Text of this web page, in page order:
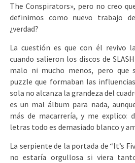
The Conspirators», pero no creo
definimos como nuevo trabajo
¿verdad?
La cuestión es que con él revivo
cuando salieron los discos de
malo ni mucho menos, pero que
puzzle que formaban las
sola no alcanza la grandeza del
es un mal álbum para nada,
más de macarrería, y me explico:
letras todo es demasiado blanco y
La serpiente de la portada de “It’s
no estaría orgullosa si viera